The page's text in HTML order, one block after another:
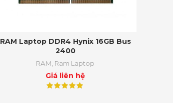
RAM Laptop DDR4 Hynix 16GB Bus
2400
RAM Ram Laptop
Giá liên hệ